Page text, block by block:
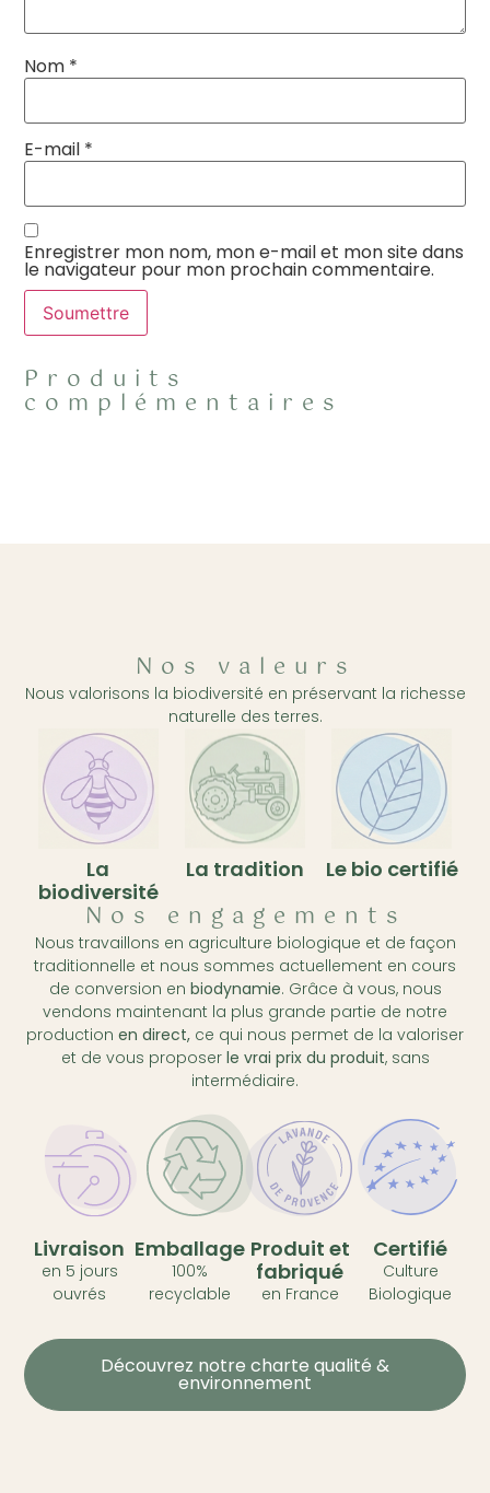
Nom *
E-mail *
Enregistrer mon nom, mon e-mail et mon site dans
le navigateur pour mon prochain commentaire.
Produits
complémentaires
Nos valeurs
Nous valorisons la biodiversité en préservant la richesse
naturelle des terres.
La
biodiversité
La tradition Le bio certifié
Nos engagements
Nous travaillons en agriculture biologique et de façon
traditionnelle et nous sommes actuellement en cours
de conversion en biodynamie. Grâce à vous, nous
vendons maintenant la plus grande partie de notre
production en direct, ce qui nous permet de la valoriser
et de vous proposer le vrai prix du produit, sans
intermédiaire.
Livraison
en 5 jours
ouvrés
Emballage
100%
recyclable
Produit et
fabriqué
en France
Certifié
Culture
Biologique
Découvrez notre charte qualité &
environnement